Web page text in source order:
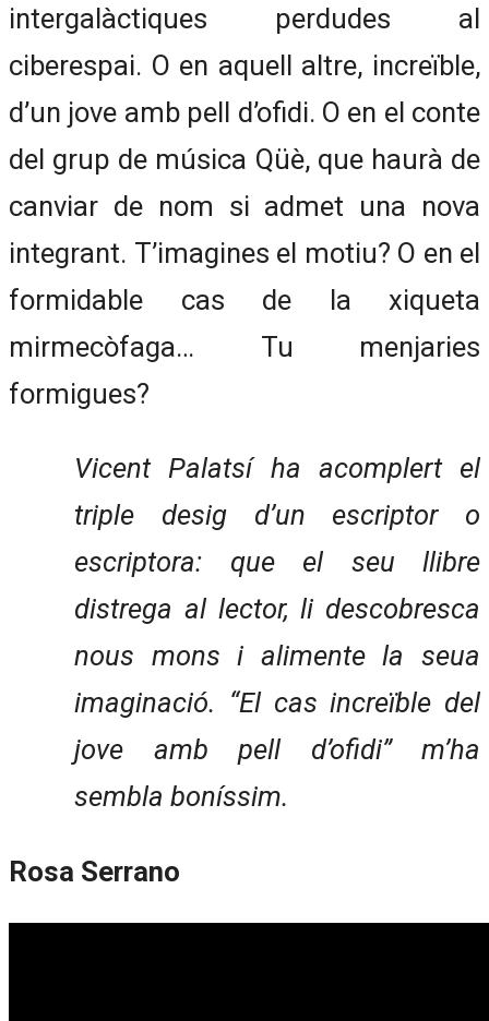
intergalàctiques perdudes al
ciberespai. O en aquell altre, increïble,
d’un jove amb pell d’ofidi. O en el conte
del grup de música Qüè, que haurà de
canviar de nom si admet una nova
integrant. T’imagines el motiu? O en el
formidable cas de la xiqueta
mirmecòfaga… Tu menjaries
formigues?
Vicent Palatsí ha acomplert el
triple desig d’un escriptor o
escriptora: que el seu llibre
distrega al lector, li descobresca
nous mons i alimente la seua
imaginació. “El cas increïble del
jove amb pell d’ofidi” m’ha
sembla boníssim.
Rosa Serrano